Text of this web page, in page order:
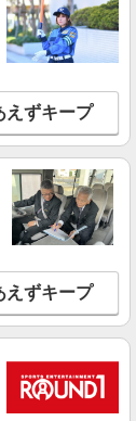
岩槻区・久喜市・
えずキープ
えずキープ